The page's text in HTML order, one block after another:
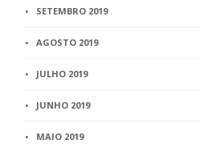
SETEMBRO 2019
AGOSTO 2019
JULHO 2019
JUNHO 2019
MAIO 2019